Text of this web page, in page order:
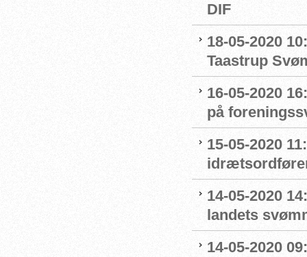
DIF
18-05-2020
Taastrup
16-05-2020
på
15-05-2020
14-05-2020
landets
14-05-2020